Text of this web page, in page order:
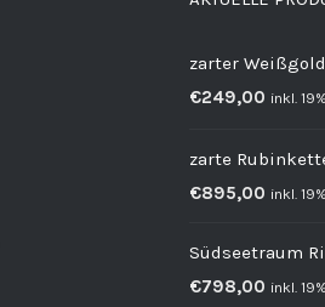
zarter
€249,00 inkl.
zarte
€895,00 inkl.
Südseetraum
€798,00 inkl.